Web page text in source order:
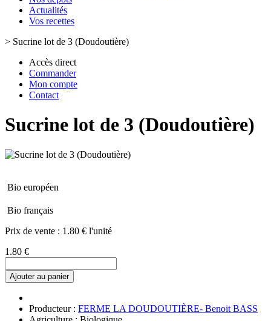
Actualités
Vos recettes
> Sucrine lot de 3 (Doudoutière)
Accès direct
Commander
Mon compte
Contact
Sucrine lot de 3 (Doudoutière)
Bio européen
Bio français
Prix de vente : 1.80 € l'unité
1.80 €
Ajouter au panier
Producteur : FERME LA DOUDOUTIÈRE- Benoit BASS